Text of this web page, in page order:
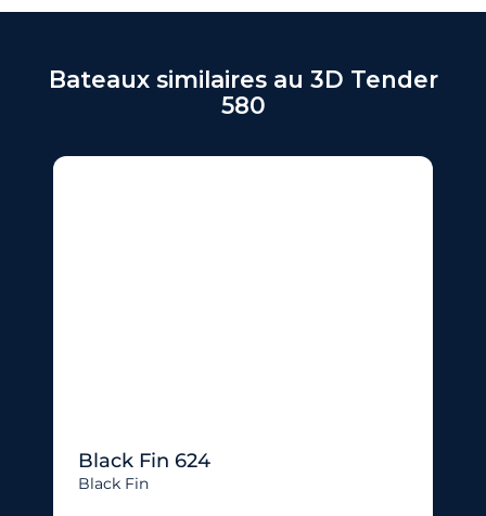
Bateaux similaires au 3D Tender
580
Black Fin 624
Black Fin